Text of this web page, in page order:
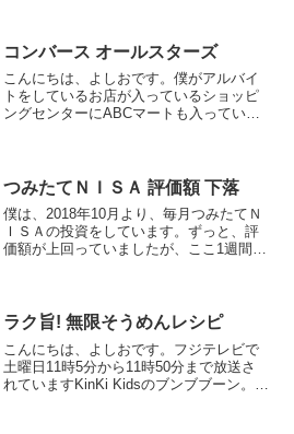
コンバース オールスターズ
こんにちは、よしおです。僕がアルバイ
トをしているお店が入っているショッピ
ングセンターにABCマートも入っていま
ライトを買って非常に気...
つみたてＮＩＳＡ 評価額 下落
僕は、2018年10月より、毎月つみたてＮ
ＩＳＡの投資をしています。ずっと、評
価額が上回っていましたが、ここ1週間ほ
と考えています。
ラク旨! 無限そうめんレシピ
こんにちは、よしおです。フジテレビで
土曜日11時5分から11時50分まで放送さ
れていますKinKi Kidsのブンブブーン。先